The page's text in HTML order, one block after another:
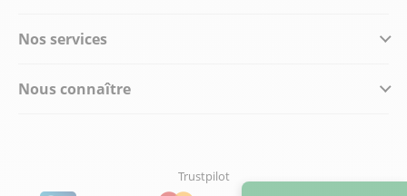
Nos services
Nous connaître
Trustpilot